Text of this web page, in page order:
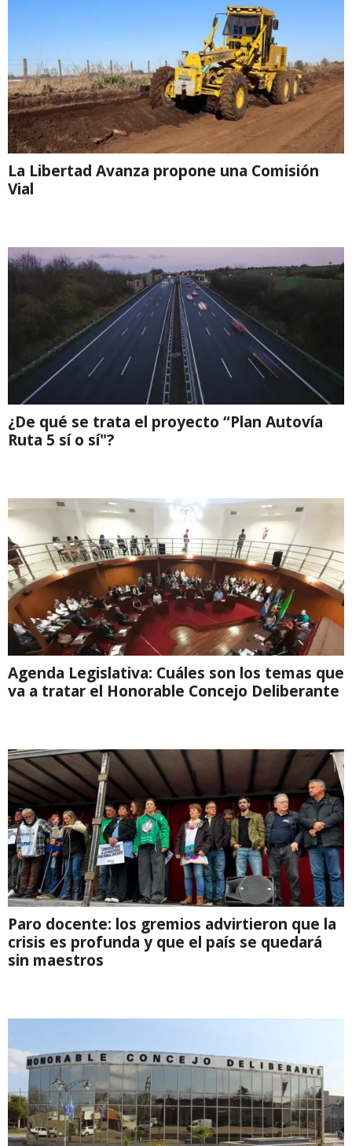
La Libertad Avanza propone una Comisión
Vial
¿De qué se trata el proyecto “Plan Autovía
Ruta 5 sí o sí"?
Agenda Legislativa: Cuáles son los temas que
va a tratar el Honorable Concejo Deliberante
Paro docente: los gremios advirtieron que la
crisis es profunda y que el país se quedará
sin maestros